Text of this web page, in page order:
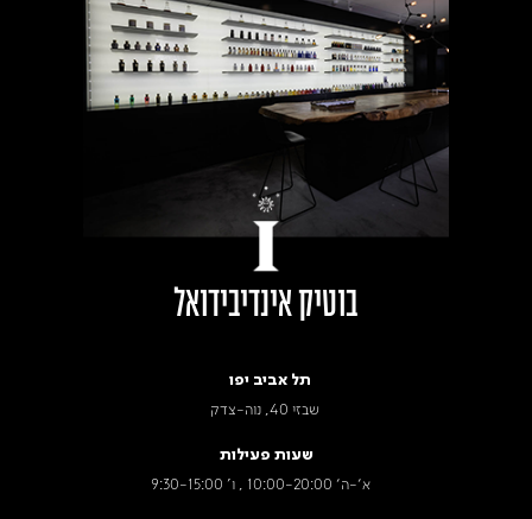
בוטיק אינדיבידואל
תל אביב יפו
שבזי 40, נוה-צדק
שעות פעילות
א׳-ה׳ 10:00-20:00 , ו' 9:30-15:00